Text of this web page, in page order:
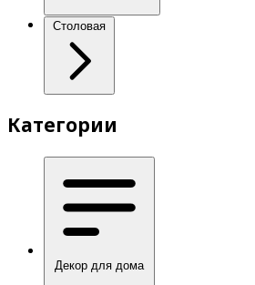
Столовая
Категории
Декор для дома